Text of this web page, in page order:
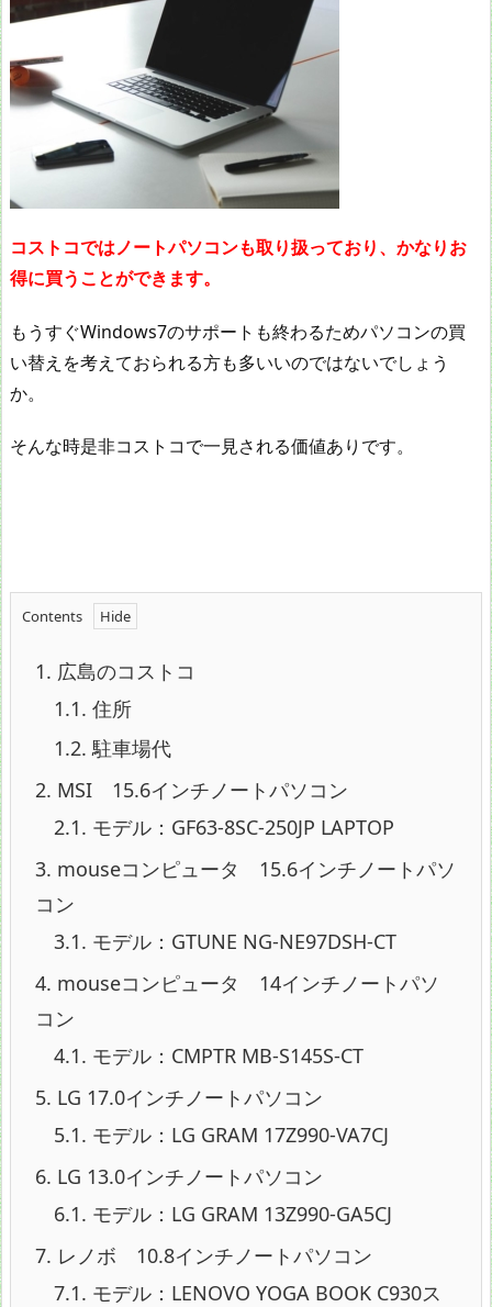
コストコではノートパソコンも取り扱っており、かなりお
得に買うことができます。
もうすぐWindows7のサポートも終わるためパソコンの買
い替えを考えておられる方も多いいのではないでしょう
か。
そんな時是非コストコで一見される価値ありです。
Contents
1. 広島のコストコ
1.1. 住所
1.2. 駐車場代
2. MSI 15.6インチノートパソコン
2.1. モデル：GF63-8SC-250JP LAPTOP
3. mouseコンピュータ 15.6インチノートパソ
コン
3.1. モデル：GTUNE NG-NE97DSH-CT
4. mouseコンピュータ 14インチノートパソ
コン
4.1. モデル：CMPTR MB-S145S-CT
5. LG 17.0インチノートパソコン
5.1. モデル：LG GRAM 17Z990-VA7CJ
6. LG 13.0インチノートパソコン
6.1. モデル：LG GRAM 13Z990-GA5CJ
7. レノボ 10.8インチノートパソコン
7.1. モデル：LENOVO YOGA BOOK C930ス